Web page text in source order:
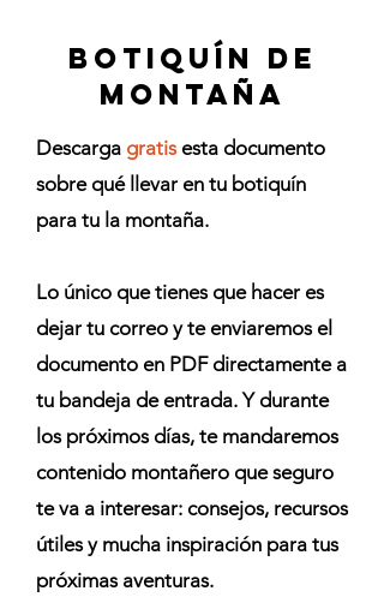
BOTIQUÍN DE
montaña
Descarga gratisesta documento
sobre qué llevar en tu botiquín
para tu la montaña.
Lo único que tienes que hacer es
dejar tu correo y te enviaremos el
documento en PDF directamente a
tu bandeja de entrada. Y durante
los próximos días, te mandaremos
contenido montañero que seguro
te va a interesar: consejos, recursos
útiles y mucha inspiración para tus
próximas aventuras.